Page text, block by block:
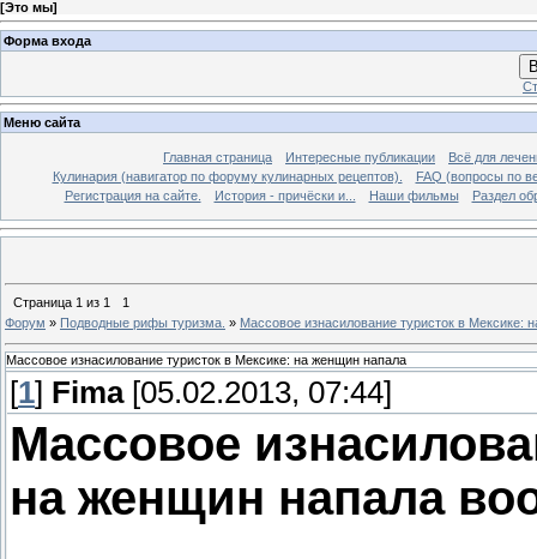
[Это мы]
Форма входа
Меню сайта
Главная страница Интересные публикации
Всё для
Кулинария (навигатор по форуму кулинарных рецептов).
FAQ (вопросы по
Регистрация на сайте.
История - причёски и... Наши фильмы Раздел
Страница 1 из 1
1
Форум » Подводные рифы туризма. » Массовое изнасилование туристок в Мексике:
Массовое изнасилование туристок в Мексике: на женщин напала
[1] Fima[05.02.2013, 07:44]
Массовое
на женщин напала